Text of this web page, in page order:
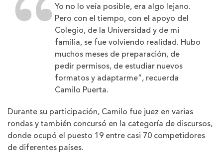
Yo no lo veía posible, era algo lejano.
Pero con el tiempo, con el apoyo del
Colegio, de la Universidad y de mi
familia, se fue volviendo realidad. Hubo
muchos meses de preparación, de
pedir permisos, de estudiar nuevos
formatos y adaptarme”, recuerda
Camilo Puerta.
Durante su participación, Camilo fue juez en varias
rondas y también concursó en la categoría de discursos,
donde ocupó el puesto 19 entre casi 70 competidores
de diferentes países.